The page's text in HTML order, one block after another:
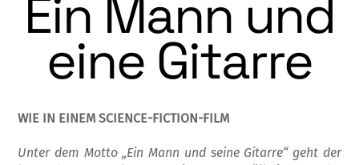
Ein Mann und
eine Gitarre
WIE IN EINEM SCIENCE-FICTION-FILM
Unter dem Motto „Ein Mann und seine Gitarre“ geht der